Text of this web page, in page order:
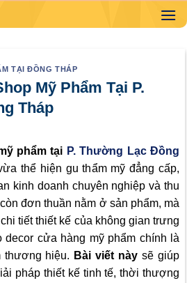
TẠI ĐỒNG THÁP
Mỹ Phẩm Tại P.
Tháp
phẩm tại P. Thường Lạc Đồng
thể hiện gu thẩm mỹ đẳng cấp,
kinh doanh chuyên nghiệp và thu
đơn thuần nằm ở sản phẩm, mà
tiết thiết kế của không gian trưng
decor cửa hàng mỹ phẩm chính là
thương hiệu. Bài viết này sẽ giúp
pháp thiết kế tinh tế, thời thượng